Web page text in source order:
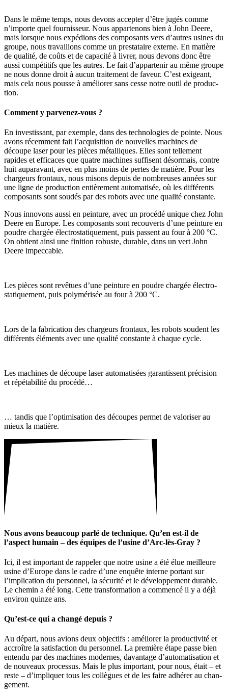
Dans le même temps, nous devons accepter d’être jugés comme
n’importe quel four­nis­seur. Nous appar­te­nons bien à John Deere,
mais lorsque nous expé­dions des compo­sants vers d’autres usines du
groupe, nous travaillons comme un pres­ta­taire externe. En matière
de qualité, de coûts et de capa­cité à livrer, nous devons donc être
aussi compé­ti­tifs que les autres. Le fait d’appartenir au même groupe
ne nous donne droit à aucun trai­te­ment de faveur. C’est exigeant,
mais cela nous pousse à améliorer sans cesse notre outil de produc­
tion.
Comment y parvenez-vous ?
En inves­tis­sant, par exemple, dans des tech­no­lo­gies de pointe. Nous
avons récem­ment fait l’acquisition de nouvelles machines de
découpe laser pour les pièces métal­liques. Elles sont telle­ment
rapides et effi­caces que quatre machines suffisent désor­mais, contre
huit aupa­ra­vant, avec en plus moins de pertes de matière. Pour les
char­geurs fron­taux, nous misons depuis de nombreuses années sur
une ligne de produc­tion entiè­re­ment auto­ma­tisée, où les diffé­rents
compo­sants sont soudés par des robots avec une qualité constante.
Nous inno­vons aussi en pein­ture, avec un procédé unique chez John
Deere en Europe. Les compo­sants sont recou­verts d’une pein­ture en
poudre chargée élec­tro­sta­ti­que­ment, puis passent au four à 200 °C.
On obtient ainsi une fini­tion robuste, durable, dans un vert John
Deere impec­cable.
Les pièces sont revê­tues d’une pein­ture en poudre chargée élec­tro­
sta­ti­que­ment, puis poly­mé­risée au four à 200 °C.
Lors de la fabri­ca­tion des char­geurs fron­taux, les robots soudent les
diffé­rents éléments avec une qualité constante à chaque cycle.
Les machines de découpe laser auto­ma­ti­sées garan­tissent préci­sion
et répé­ta­bi­lité du procédé…
… tandis que l’optimisation des découpes permet de valo­riser au
mieux la matière.
Nous avons beau­coup parlé de tech­nique. Qu’en est-il de
l’aspect humain – des équipes de l’usine d’Arc-lès-Gray ?
Ici, il est impor­tant de rappeler que notre usine a été élue meilleure
usine d’Europe dans le cadre d’une enquête interne portant sur
l’implication du personnel, la sécu­rité et le déve­lop­pe­ment durable.
Le chemin a été long. Cette trans­for­ma­tion a commencé il y a déjà
environ quinze ans.
Qu’est-ce qui a changé depuis ?
Au départ, nous avions deux objec­tifs : améliorer la produc­ti­vité et
accroître la satis­fac­tion du personnel. La première étape passe bien
entendu par des machines modernes, davan­tage d’automatisation et
de nouveaux processus. Mais le plus impor­tant, pour nous, était – et
reste – d’impliquer tous les collègues et de les faire adhérer au chan­
ge­ment.